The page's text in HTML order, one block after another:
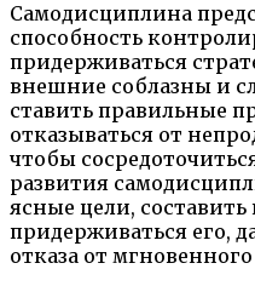
Самодисциплина
способность
придерживаться
внешние соблазны и
ставить правильные
отказываться от
чтобы
развития
ясные цели,
придерживаться его,
отказа от